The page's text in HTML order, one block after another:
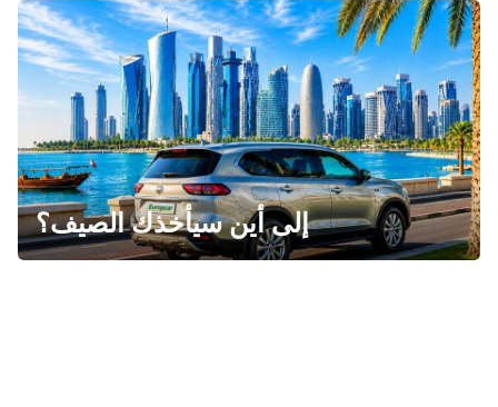
إلى أين سيأخذك الصيف؟